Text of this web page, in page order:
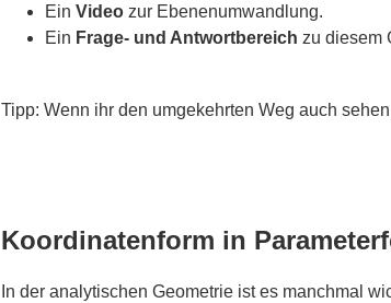
Ein Video zur Ebenenumwandlung.
Ein Frage- und Antwortbereich zu diesem
Tipp: Wenn ihr den umgekehrten Weg auch
Koordinatenform in
In der analytischen Geometrie ist es manchmal